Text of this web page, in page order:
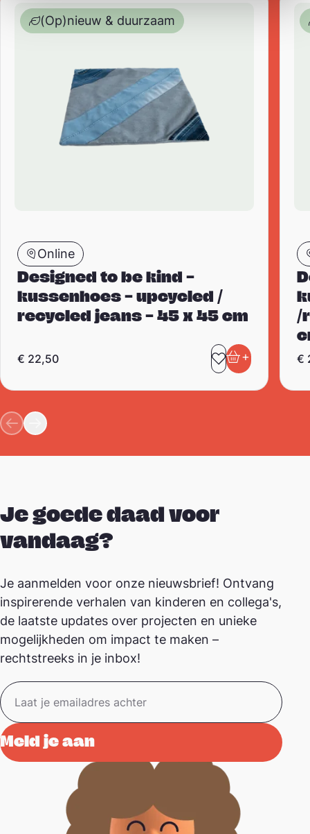
Online
Designed to be kind –
kussenhoes – upcycled /
recycled jeans – 45 x 45 cm
€ 22,50
Toevoegen
+
In
(Op)nieuw & duurzaam
/
€
Je goede daad voor
vandaag?
Je aanmelden voor onze nieuwsbrief! Ontvang
inspirerende verhalen van kinderen en collega's,
de laatste updates over projecten en unieke
mogelijkheden om impact te maken –
rechtstreeks in je inbox!